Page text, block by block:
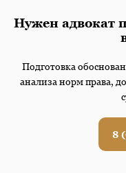
Нужен адвокат
Подготовка
анализа норм права,
8